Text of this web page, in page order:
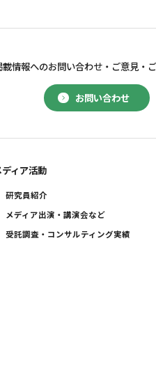
お問い合わせ
情報へのお問い合わせ・ ご意見・
ディア活動
研究員紹介
メディア出演・講演会など
受託調査・コンサルティング実績